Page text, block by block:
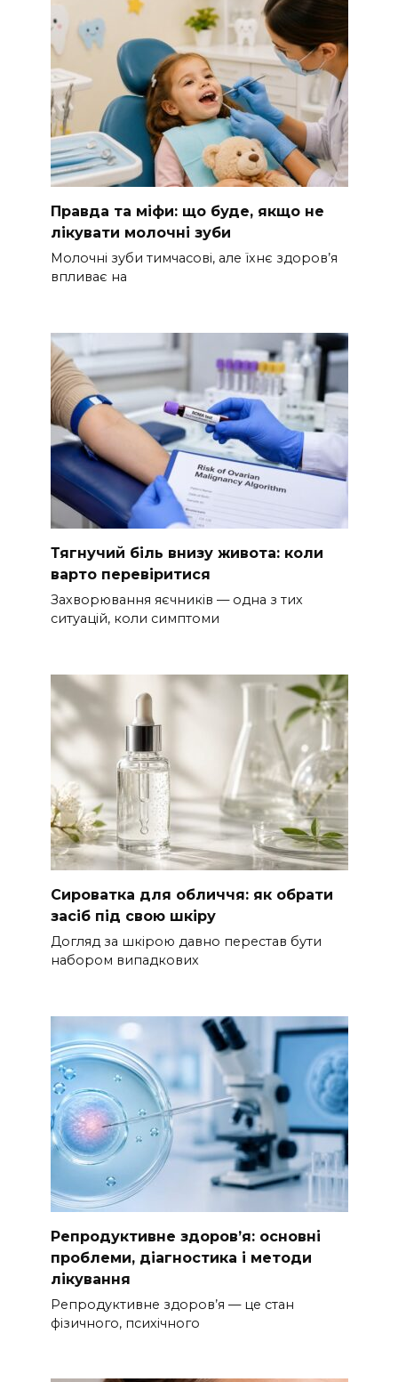
Правда та міфи: що буде, якщо не
лікувати молочні зуби
Молочні зуби тимчасові, але їхнє здоров’я
впливає на
Тягнучий біль внизу живота: коли
варто перевіритися
Захворювання яєчників — одна з тих
ситуацій, коли симптоми
Сироватка для обличчя: як обрати
засіб під свою шкіру
Догляд за шкірою давно перестав бути
набором випадкових
Репродуктивне здоров’я: основні
проблеми, діагностика і методи
лікування
Репродуктивне здоров’я — це стан
фізичного, психічного